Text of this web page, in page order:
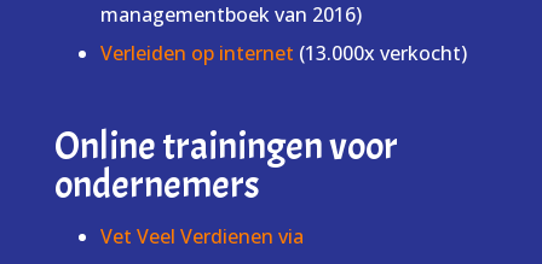
managementboek van 2016)
Verleiden op internet (13.000x verkocht)
Online trainingen voor
ondernemers
Vet Veel Verdienen via